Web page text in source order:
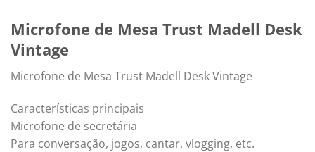
Microfone de Mesa Trust Madell Desk
Vintage
Microfone de Mesa Trust Madell Desk Vintage
Características principais
Microfone de secretária
Para conversação, jogos, cantar, vlogging, etc.